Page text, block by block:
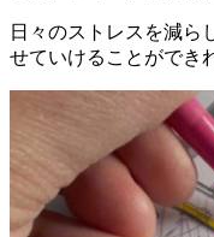
日々のストレスを減ら
せていけることができ